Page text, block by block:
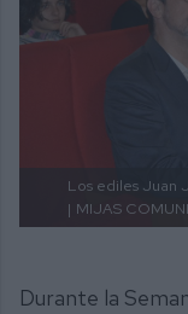
Los ediles Juan
| MIJAS
Durante la